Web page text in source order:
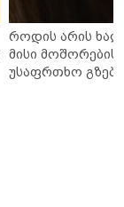
როდის არის
მისი მოშორების
უსაფრთხო გზები